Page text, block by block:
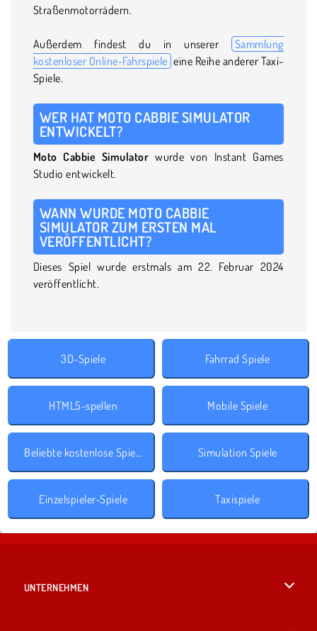
Straßenmotorrädern.
Außerdem findest du in unserer
Sammlung
kostenloser Online-Fahrspiele eine Reihe anderer Taxi-
Spiele.
WER HAT MOTO CABBIE SIMULATOR
ENTWICKELT?
Moto Cabbie Simulator wurde von Instant Games
Studio entwickelt.
WANN WURDE MOTO CABBIE
SIMULATOR ZUM ERSTEN MAL
VERÖFFENTLICHT?
Dieses Spiel wurde erstmals am 22. Februar 2024
veröffentlicht.
3D-Spiele Fahrrad Spiele
HTML5-spellen Mobile Spiele
Beliebte kostenlose Spiele Simulation Spiele
Einzelspieler-Spiele Taxispiele
UNTERNEHMEN